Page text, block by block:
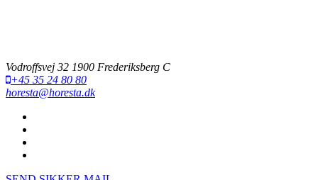
Vodroffsvej 32 1900 Frederiksberg C
+45 35 24 80 80
horesta@horesta.dk